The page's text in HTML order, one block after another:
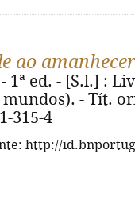
ao amanhecer
1ª ed. - [S.l.] :
mundos). - Tít.
315-4
http://